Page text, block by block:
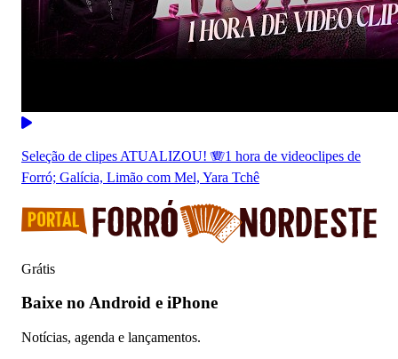
Seleção de clipes ATUALIZOU! 🪗1 hora de videoclipes de
Forró; Galícia, Limão com Mel, Yara Tchê
Grátis
Baixe no Android e iPhone
Notícias, agenda e lançamentos.